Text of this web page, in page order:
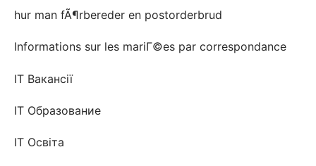
hur man fÃ¶rbereder en postorderbrud
Informations sur les mariГ©es par correspondance
IT Вакансії
IT Образование
IT Освіта